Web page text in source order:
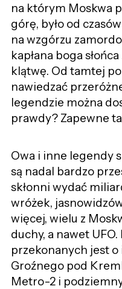
na którym Moskwa
górę, było od
na wzgórzu
kapłana boga
klątwę. Od tamtej
nawiedzać
legendzie można
prawdy? Zapewne
Owa i inne legendy
są nadal bardzo
skłonni wydać
wróżek,
więcej, wielu z
duchy, a nawet
przekonanych jest
Groźnego pod
Metro-2 i